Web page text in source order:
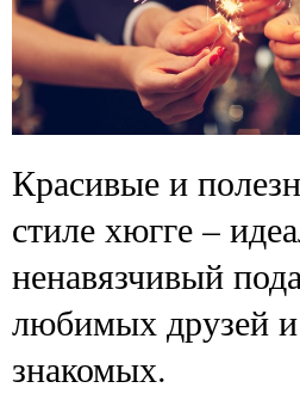
Красивые и
стиле хюгге –
ненавязчивый
любимых друзей
знакомых.